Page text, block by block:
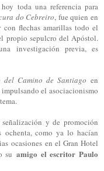
toda una referencia para
do Cebreiro, fue quien en
flechas amarillas todo el
propio sepulcro del Apóstol.
investigación previa, es
del Camino de Santiago en
el asociacionismo
y de promoción
como ya lo hacían
ocasiones en el Gran Hotel
suamigo el escritor Paulo